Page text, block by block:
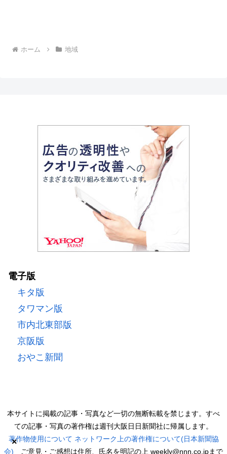
ホーム 地域
×
電子版
キタ版
タワマン版
市内北東部版
京阪版
おやこ新聞
本サイトに掲載の記事・写真など一切の無断転載を禁じます。すべ
ての記事・写真の著作権は週刊大阪日日新聞社に帰属します。
著作物使用について ネットワーク上の著作権について(日本新聞協
会) ご意見・ご感想は住所、氏名を明記の上 weekly@nnn.co.jpまで